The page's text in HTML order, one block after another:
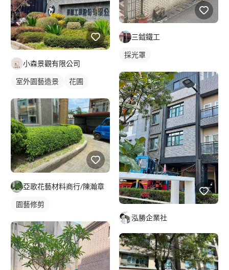
小森景觀有限公司
室外園藝造景 花圃
亞歌花藝材料商行/陳瀚章
園藝修剪
三鉞鐵工
採光罩
泓勝企業社